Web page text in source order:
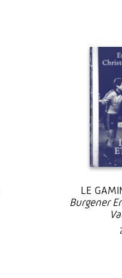
LE
Burgener